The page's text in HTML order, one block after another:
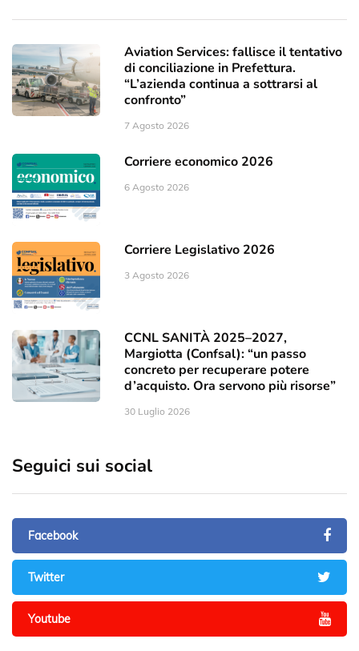
Aviation Services: fallisce il tentativo
di conciliazione in Prefettura.
“L’azienda continua a sottrarsi al
confronto”
7 Agosto 2026
Corriere economico 2026
6 Agosto 2026
Corriere Legislativo 2026
3 Agosto 2026
CCNL SANITÀ 2025–2027,
Margiotta (Confsal): “un passo
concreto per recuperare potere
d’acquisto. Ora servono più risorse”
30 Luglio 2026
Seguici sui social
Facebook
Twitter
Youtube